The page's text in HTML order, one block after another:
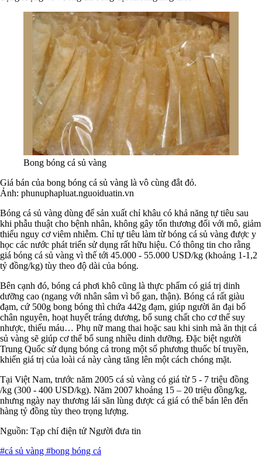
Bong bóng cá sủ vàng
Giá bán của bong bóng cá sủ vàng là vô cùng đắt đỏ.
Ảnh: phunuphapluat.nguoiduatin.vn
Bóng cá sủ vàng dùng để sản xuất chỉ khâu có khả năng tự tiêu sau
khi phẫu thuật cho bệnh nhân, không gây tổn thương đối với mô, giảm
thiểu nguy cơ viêm nhiễm. Chỉ tự tiêu làm từ bóng cá sủ vàng được y
học các nước phát triển sử dụng rất hữu hiệu. Có thông tin cho rằng
giá bóng cá sủ vàng vì thế tới 45.000 - 55.000 USD/kg (khoảng 1-1,2
tỷ đồng/kg) tùy theo độ dài của bóng.
Bên cạnh đó, bóng cá phơi khô cũng là thực phẩm có giá trị dinh
dưỡng cao (ngang với nhân sâm vì bổ gan, thận). Bóng cá rất giàu
đạm, cứ 500g bong bóng thì chứa 442g đạm, giúp người ăn đại bổ
chân nguyên, hoạt huyết tráng dương, bổ sung chất cho cơ thể suy
nhược, thiếu máu… Phụ nữ mang thai hoặc sau khi sinh mà ăn thịt cá
sủ vàng sẽ giúp cơ thể bổ sung nhiều dinh dưỡng. Đặc biệt người
Trung Quốc sử dụng bóng cá trong một số phương thuốc bí truyền,
khiến giá trị của loài cá này càng tăng lên một cách chóng mặt.
Tại Việt Nam, trước năm 2005 cá sủ vàng có giá từ 5 - 7 triệu đồng
/kg (300 - 400 USD/kg). Năm 2007 khoảng 15 – 20 triệu đồng/kg,
nhưng ngày nay thương lái săn lùng được cá giá có thể bán lên đến
hàng tỷ đồng tùy theo trọng lượng.
Nguồn: Tạp chí điện tử Người đưa tin
#cá sủ vàng #bong bóng cá